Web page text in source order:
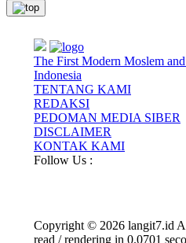
The First Modern Moslem
Indonesia
TENTANG KAMI
REDAKSI
PEDOMAN MEDIA SIBER
DISCLAIMER
KONTAK KAMI
Follow Us :
Copyright © 2026 langit7.id
read / rendering in 0.0701